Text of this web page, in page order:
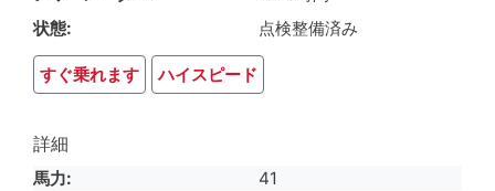
状態
点検整備済み
すぐ乗れます ハイスピード
詳細
馬力
41